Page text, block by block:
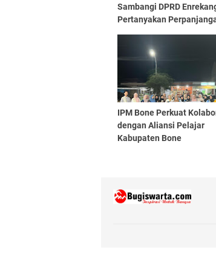
Sambangi DPRD
Pertanyakan
dan Gaji yang Belum
Terbayarkan
IPM Bone Perkuat
dengan Aliansi Pelajar
Kabupaten Bone